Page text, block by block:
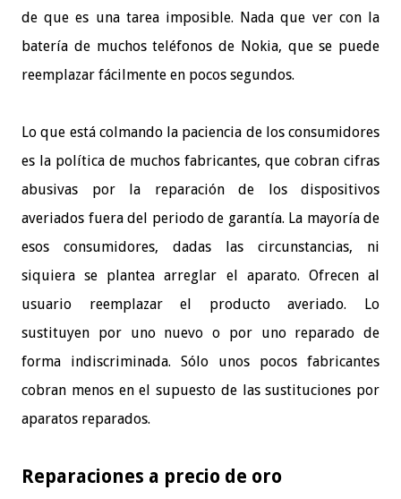
de que es una tarea imposible. Nada que ver con la
batería de muchos teléfonos de Nokia, que se puede
reemplazar fácilmente en pocos segundos.
Lo que está colmando la paciencia de los consumidores
es la política de muchos fabricantes, que cobran cifras
abusivas por la reparación de los dispositivos
averiados fuera del periodo de garantía. La mayoría de
esos consumidores, dadas las circunstancias, ni
siquiera se plantea arreglar el aparato. Ofrecen al
usuario reemplazar el producto averiado. Lo
sustituyen por uno nuevo o por uno reparado de
forma indiscriminada. Sólo unos pocos fabricantes
cobran menos en el supuesto de las sustituciones por
aparatos reparados.
Reparaciones a precio de oro